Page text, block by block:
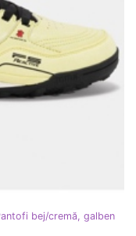
bej/cremă, galben